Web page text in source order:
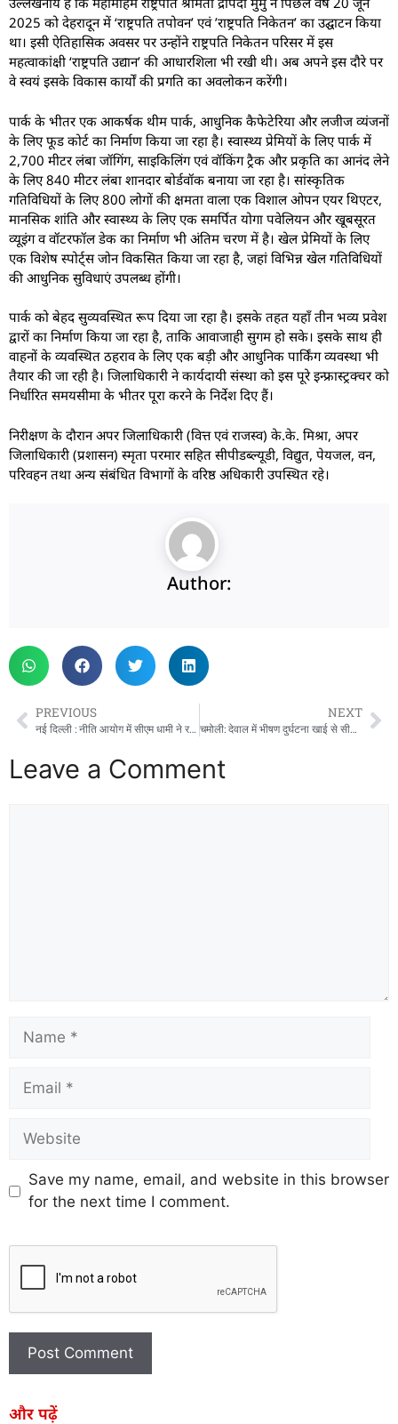
2025 को देहरादून में ‘राष्ट्रपति तपोवन’ एवं ’राष्ट्रपति निकेतन’ का उद्घाटन किया
था। इसी ऐतिहासिक अवसर पर उन्होंने राष्ट्रपति निकेतन परिसर में इस
महत्वाकांक्षी ‘राष्ट्रपति उद्यान’ की आधारशिला भी रखी थी। अब अपने इस दौरे पर
वे स्वयं इसके विकास कार्यों की प्रगति का अवलोकन करेंगी।
पार्क के भीतर एक आकर्षक थीम पार्क, आधुनिक कैफेटेरिया और लजीज व्यंजनों
के लिए फूड कोर्ट का निर्माण किया जा रहा है। स्वास्थ्य प्रेमियों के लिए पार्क में
2,700 मीटर लंबा जॉगिंग, साइकिलिंग एवं वॉकिंग ट्रैक और प्रकृति का आनंद लेने
के लिए 840 मीटर लंबा शानदार बोर्डवॉक बनाया जा रहा है। सांस्कृतिक
गतिविधियों के लिए 800 लोगों की क्षमता वाला एक विशाल ओपन एयर थिएटर,
मानसिक शांति और स्वास्थ्य के लिए एक समर्पित योगा पवेलियन और खूबसूरत
व्यूइंग व वॉटरफॉल डेक का निर्माण भी अंतिम चरण में है। खेल प्रेमियों के लिए
एक विशेष स्पोर्ट्स जोन विकसित किया जा रहा है, जहां विभिन्न खेल गतिविधियों
की आधुनिक सुविधाएं उपलब्ध होंगी।
पार्क को बेहद सुव्यवस्थित रूप दिया जा रहा है। इसके तहत यहाँ तीन भव्य प्रवेश
द्वारों का निर्माण किया जा रहा है, ताकि आवाजाही सुगम हो सके। इसके साथ ही
वाहनों के व्यवस्थित ठहराव के लिए एक बड़ी और आधुनिक पार्किंग व्यवस्था भी
तैयार की जा रही है। जिलाधिकारी ने कार्यदायी संस्था को इस पूरे इन्फ्रास्ट्रक्चर को
निर्धारित समयसीमा के भीतर पूरा करने के निर्देश दिए हैं।
निरीक्षण के दौरान अपर जिलाधिकारी (वित्त एवं राजस्व) के.के. मिश्रा, अपर
जिलाधिकारी (प्रशासन) स्मृता परमार सहित सीपीडब्ल्यूडी, विद्युत, पेयजल, वन,
परिवहन तथा अन्य संबंधित विभागों के वरिष्ठ अधिकारी उपस्थित रहे।
Author:
PREVIOUS
नई दिल्ली : नीति आयोग में सीएम धामी ने रखा विकसित उत्तराखंड का विजन, हिमालयी राज्यों के लिए विशेष नीति समर्थन की मांग
NEXT
चमोली: देवाल में भीषण दुर्घटना खाई से सीधे नदी में गिरी टैक्सी, 4 की मौत
Leave a Comment
Save my name, email, and website in this browser
for the next time I comment.
और पढ़ें